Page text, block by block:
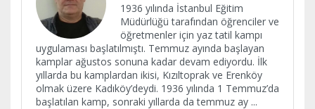
1936 yılında İstanbul Eğitim
Müdürlüğü tarafından öğrenciler ve
öğretmenler için yaz tatil kampı
uygulaması başlatılmıştı. Temmuz ayında başlayan
kamplar ağustos sonuna kadar devam ediyordu. İlk
yıllarda bu kamplardan ikisi, Kızıltoprak ve Erenköy
olmak üzere Kadıköy’deydi. 1936 yılında 1 Temmuz’da
başlatılan kamp, sonraki yıllarda da temmuz ay ...